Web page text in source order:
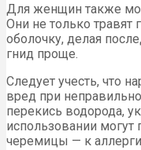
Для женщин также
Они не только травят
оболочку, делая
гнид проще.
Следует учесть, что
вред при
перекись водорода,
использовании могут
черемицы — к